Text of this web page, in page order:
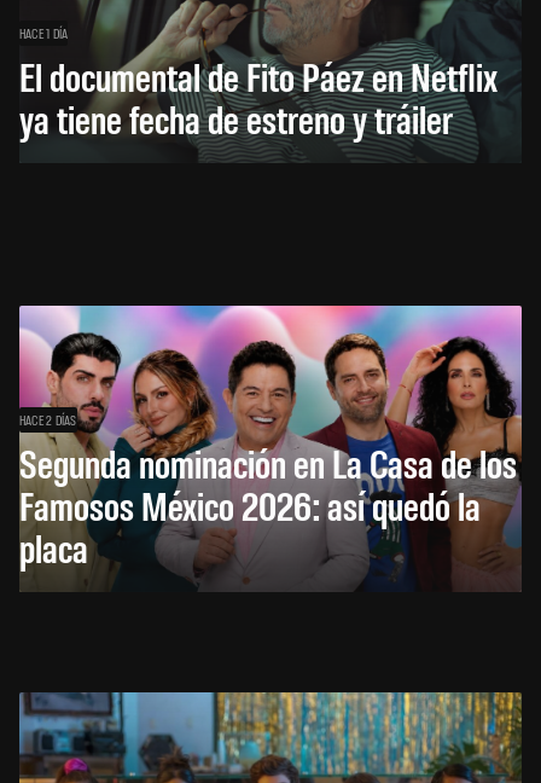
HACE 1 DÍA
El documental de Fito Páez en Netflix
ya tiene fecha de estreno y tráiler
HACE 2 DÍAS
Segunda nominación en La Casa de los
Famosos México 2026: así quedó la
placa